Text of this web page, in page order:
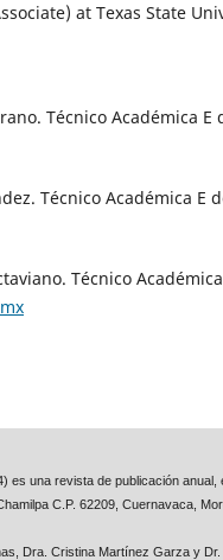
at Texas State
Técnico Académica E
Técnico Académica E
Técnico
es una revista de publicación
C.P. 62209, Cuernavaca,
Dra. Cristina Martínez Garza y